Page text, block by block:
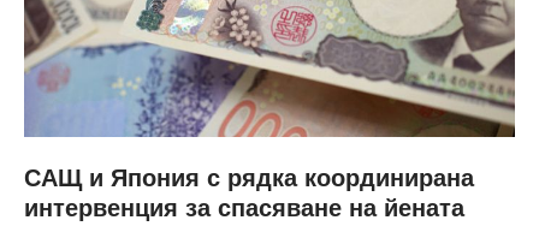
САЩ и Япония с рядка координирана
интервенция за спасяване на йената